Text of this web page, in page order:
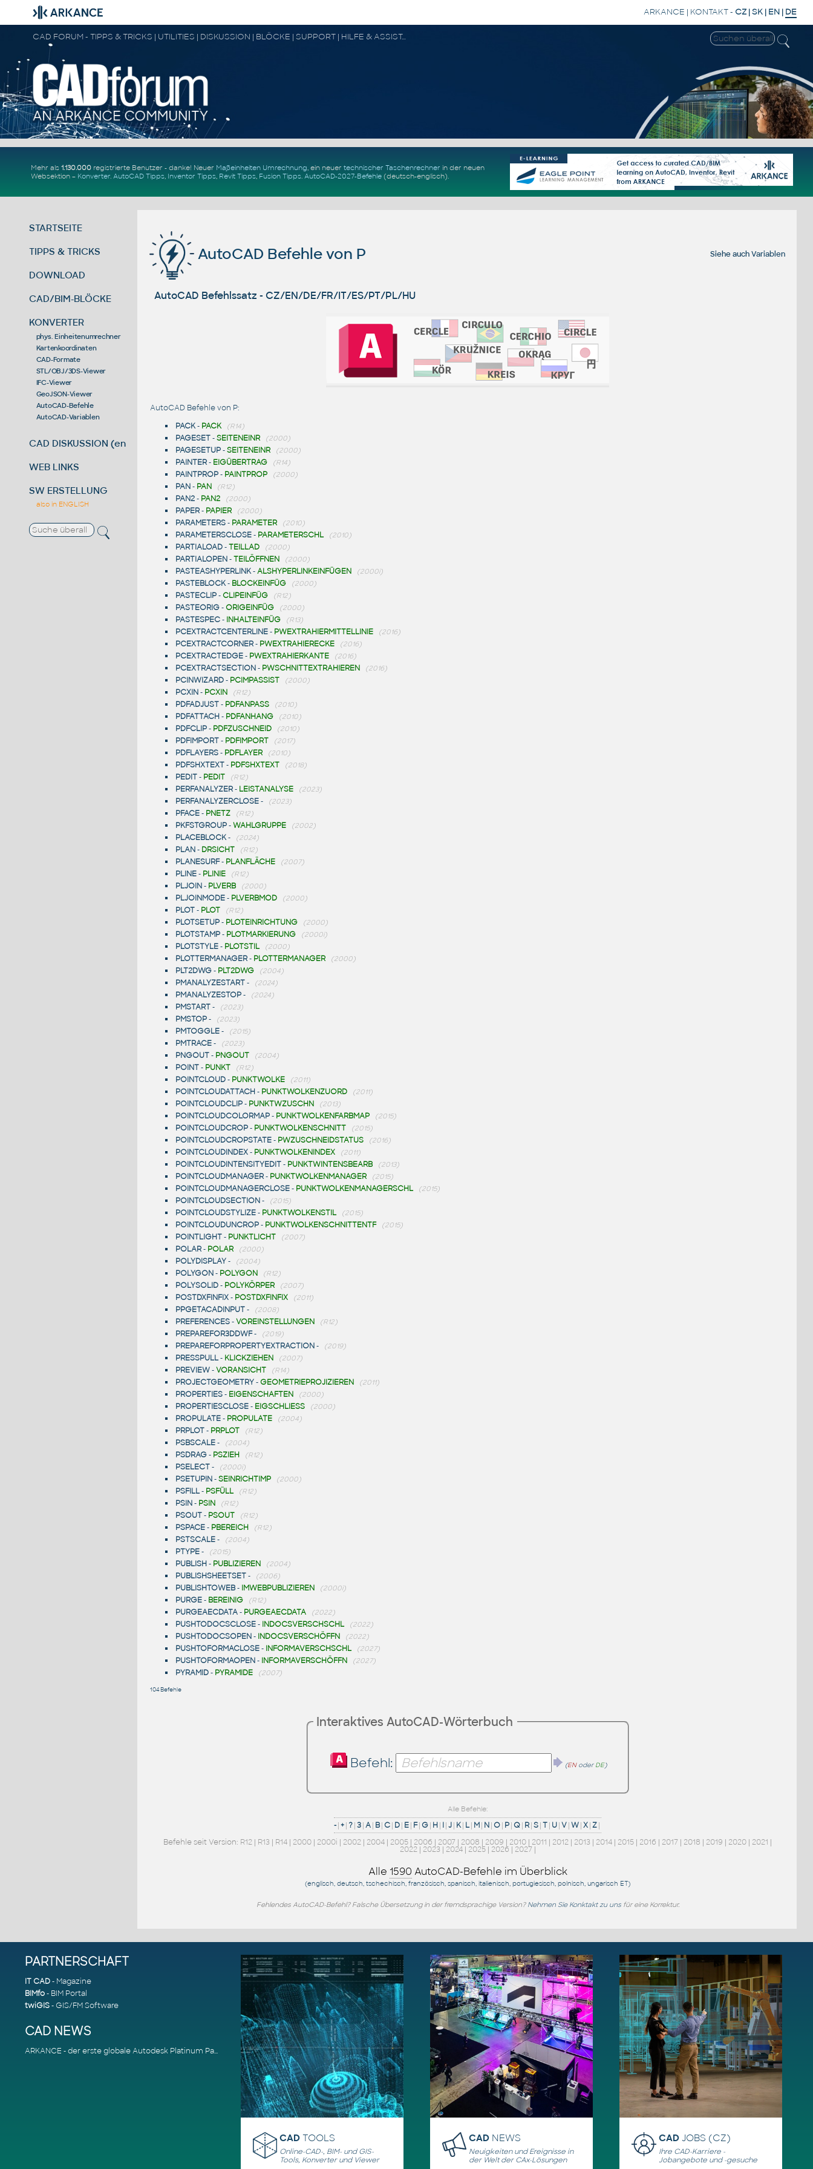
ARKANCE | KONTAKT- CZ |SK | EN | DE
CAD FORUM - TIPPS & TRICKS | UTILITIES | DISKUSSION | BLÖCKE | SUPPORT | HILFE & ASSISTANCE
Mehr als 1.130.000registrierte Benutzer - danke! Neuer Maßeinheiten Umrechnung, ein neuer technischer Taschenrechner in der neuen
Websektion – Konverter. AutoCAD Tipps, Inventor Tipps, Revit Tipps, Fusion Tipps. AutoCAD-2027-Befehle(deutsch-englisch).
STARTSEITE
TIPPS & TRICKS
DOWNLOAD
CAD/BIM-BLÖCKE
KONVERTER
phys. Einheitenumrechner
Kartenkoordinaten
CAD-Formate
STL/OBJ/3DS-Viewer
IFC-Viewer
GeoJSON-Viewer
AutoCAD-Befehle
AutoCAD-Variablen
CAD DISKUSSION (en)
WEB LINKS
SW ERSTELLUNG
also in ENGLISH
Siehe auchVariablen
AutoCAD Befehle von P
AutoCAD Befehlssatz - CZ/EN/DE/FR/IT/ES/PT/PL/HU
AutoCAD Befehle von P:
PACK- PACK (R14)
PAGESET-SEITENEINR (2000)
PAGESETUP-SEITENEINR (2000)
PAINTER- EIGÜBERTRAG (R14)
PAINTPROP- PAINTPROP (2000)
PAN- PAN (R12)
PAN2- PAN2 (2000)
PAPER- PAPIER (2000)
PARAMETERS- PARAMETER (2010)
PARAMETERSCLOSE- PARAMETERSCHL (2010)
PARTIALOAD-TEILLAD (2000)
PARTIALOPEN-TEILÖFFNEN (2000)
PASTEASHYPERLINK-ALSHYPERLINKEINFÜGEN (2000i)
PASTEBLOCK- BLOCKEINFÜG (2000)
PASTECLIP-CLIPEINFÜG (R12)
PASTEORIG-ORIGEINFÜG (2000)
PASTESPEC- INHALTEINFÜG (R13)
PCEXTRACTCENTERLINE- PWEXTRAHIERMITTELLINIE (2016)
PCEXTRACTCORNER- PWEXTRAHIERECKE (2016)
PCEXTRACTEDGE- PWEXTRAHIERKANTE (2016)
PCEXTRACTSECTION- PWSCHNITTEXTRAHIEREN (2016)
PCINWIZARD- PCIMPASSIST (2000)
PCXIN- PCXIN (R12)
PDFADJUST- PDFANPASS (2010)
PDFATTACH- PDFANHANG (2010)
PDFCLIP- PDFZUSCHNEID (2010)
PDFIMPORT- PDFIMPORT (2017)
PDFLAYERS- PDFLAYER (2010)
PDFSHXTEXT- PDFSHXTEXT (2018)
PEDIT- PEDIT (R12)
PERFANALYZER- LEISTANALYSE (2023)
PERFANALYZERCLOSE- (2023)
PFACE- PNETZ (R12)
PKFSTGROUP-WAHLGRUPPE (2002)
PLACEBLOCK- (2024)
PLAN- DRSICHT (R12)
PLANESURF- PLANFLÄCHE (2007)
PLINE- PLINIE (R12)
PLJOIN- PLVERB (2000)
PLJOINMODE- PLVERBMOD (2000)
PLOT- PLOT (R12)
PLOTSETUP- PLOTEINRICHTUNG (2000)
PLOTSTAMP- PLOTMARKIERUNG (2000i)
PLOTSTYLE- PLOTSTIL (2000)
PLOTTERMANAGER- PLOTTERMANAGER (2000)
PLT2DWG- PLT2DWG (2004)
PMANALYZESTART- (2024)
PMANALYZESTOP- (2024)
PMSTART- (2023)
PMSTOP- (2023)
PMTOGGLE- (2015)
PMTRACE- (2023)
PNGOUT- PNGOUT (2004)
POINT- PUNKT (R12)
POINTCLOUD- PUNKTWOLKE (2011)
POINTCLOUDATTACH- PUNKTWOLKENZUORD (2011)
POINTCLOUDCLIP- PUNKTWZUSCHN (2013)
POINTCLOUDCOLORMAP- PUNKTWOLKENFARBMAP (2015)
POINTCLOUDCROP- PUNKTWOLKENSCHNITT (2015)
POINTCLOUDCROPSTATE- PWZUSCHNEIDSTATUS (2016)
POINTCLOUDINDEX- PUNKTWOLKENINDEX (2011)
POINTCLOUDINTENSITYEDIT- PUNKTWINTENSBEARB (2013)
POINTCLOUDMANAGER- PUNKTWOLKENMANAGER (2015)
POINTCLOUDMANAGERCLOSE- PUNKTWOLKENMANAGERSCHL (2015)
POINTCLOUDSECTION- (2015)
POINTCLOUDSTYLIZE- PUNKTWOLKENSTIL (2015)
POINTCLOUDUNCROP- PUNKTWOLKENSCHNITTENTF (2015)
POINTLIGHT- PUNKTLICHT (2007)
POLAR- POLAR (2000)
POLYDISPLAY- (2004)
POLYGON- POLYGON (R12)
POLYSOLID- POLYKÖRPER (2007)
POSTDXFINFIX- POSTDXFINFIX (2011)
PPGETACADINPUT- (2008)
PREFERENCES-VOREINSTELLUNGEN (R12)
PREPAREFOR3DDWF- (2019)
PREPAREFORPROPERTYEXTRACTION- (2019)
PRESSPULL- KLICKZIEHEN (2007)
PREVIEW-VORANSICHT (R14)
PROJECTGEOMETRY-GEOMETRIEPROJIZIEREN (2011)
PROPERTIES- EIGENSCHAFTEN (2000)
PROPERTIESCLOSE- EIGSCHLIESS (2000)
PROPULATE- PROPULATE (2004)
PRPLOT- PRPLOT (R12)
PSBSCALE- (2004)
PSDRAG- PSZIEH (R12)
PSELECT- (2000i)
PSETUPIN-SEINRICHTIMP (2000)
PSFILL- PSFÜLL (R12)
PSIN- PSIN (R12)
PSOUT- PSOUT (R12)
PSPACE- PBEREICH (R12)
PSTSCALE- (2004)
PTYPE- (2015)
PUBLISH- PUBLIZIEREN (2004)
PUBLISHSHEETSET- (2006)
PUBLISHTOWEB- IMWEBPUBLIZIEREN (2000i)
PURGE- BEREINIG (R12)
PURGEAECDATA- PURGEAECDATA (2022)
PUSHTODOCSCLOSE- INDOCSVERSCHSCHL (2022)
PUSHTODOCSOPEN- INDOCSVERSCHÖFFN (2022)
PUSHTOFORMACLOSE- INFORMAVERSCHSCHL (2027)
PUSHTOFORMAOPEN- INFORMAVERSCHÖFFN (2027)
PYRAMID- PYRAMIDE (2007)
104 Befehle
Interaktives AutoCAD-Wörterbuch
Befehl: (ENoder DE)
Alle Befehle:
-|+| ?|3|A| B|C| D| E| F|G| H| I|J| K| L| M| N|O| P|Q| R|S|T| U|V|W|X|Z|
Befehle seit Version: R12 | R13 | R14 | 2000 | 2000i | 2002 | 2004 | 2005 | 2006 | 2007 | 2008 | 2009 | 2010 | 2011 | 2012 | 2013 | 2014 | 2015 | 2016 | 2017 | 2018 | 2019 | 2020 | 2021 |
2022| 2023 | 2024| 2025| 2026 | 2027|
Alle 1590 AutoCAD-Befehle im Überblick
(englisch, deutsch, tschechisch, französisch, spanisch, italienisch, portugiesisch, polnisch, ungarisch ET)
Fehlendes AutoCAD-Befehl? Falsche Übersetzung in der fremdsprachige Version? Nehmen Sie Konktakt zu unsfür eine Korrektur.
PARTNERSCHAFT
IT CAD- Magazine
BIMfo- BIM Portal
twiGIS- GIS/FM Software
CAD NEWS
ARKANCE - der erste globale Autodesk Platinum Partner
CAD TOOLS
Online-CAD-, BIM- und GIS-
Tools, Konverter und Viewer
CAD NEWS
Neuigkeiten und Ereignisse in
der Welt der CAx-Lösungen
CADJOBS (CZ)
Ihre CAD-Karriere -
Jobangebote und -gesuche